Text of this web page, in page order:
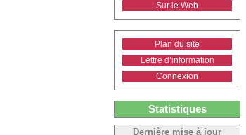
Sur le Web
Plan du site
Lettre d’information
Connexion
Statistiques
Dernière mise à jour